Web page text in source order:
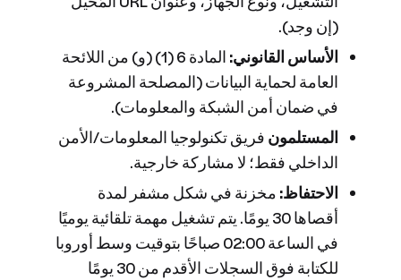
(إن وجد).
الأساس القانوني:
المادة 6 (1) (و) من اللائحة
العامة لحماية البيانات (المصلحة المشروعة
في ضمان أمن الشبكة والمعلومات).
المستلمون فريق تكنولوجيا المعلومات/الأمن
الداخلي فقط؛ لا مشاركة خارجية.
الاحتفاظ: مخزنة في شكل مشفر لمدة
أقصاها 30 يومًا. يتم تشغيل مهمة تلقائية يوميًا
في الساعة 02:00 صباحًا بتوقيت وسط أوروبا
للكتابة فوق السجلات الأقدم من 30 يومًا